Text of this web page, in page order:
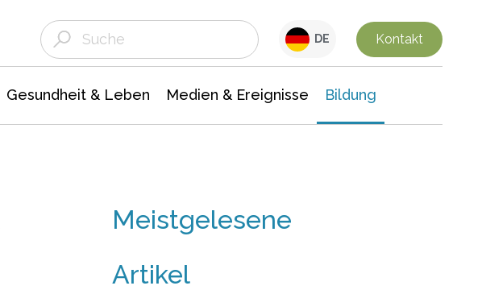
DE Kontakt
Gesundheit & Leben Medien & Ereignisse Bildung
Meistgelesene
Artikel